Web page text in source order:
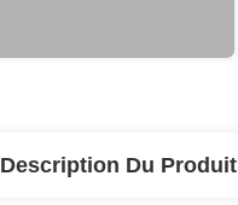
Description Du Produit